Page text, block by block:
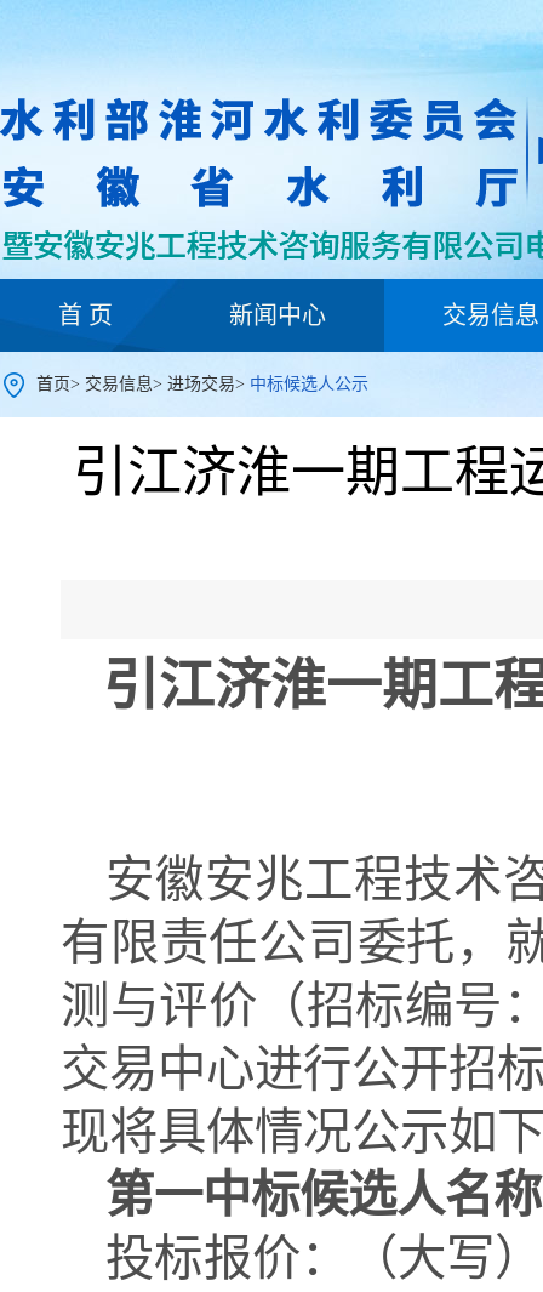
首 页 新闻中心 交易信息
首页> 交易信息> 进场交易> 中标候选人公示
引江济淮一期工程
引江济淮一期工
安徽安兆工程技术
有限责任公司委托，
测与评价 （招标编号
交易中心进行公开招
现将具体情况公示如
第一中标候选人名
投标报价：
（大写）